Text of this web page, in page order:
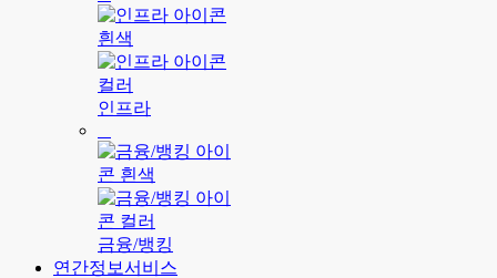
인프라
금융/뱅킹
연간정보서비스